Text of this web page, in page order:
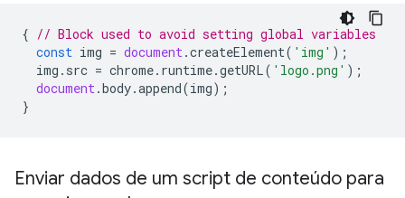
{ // Block used to avoid setting global variables
const img = document.createElement( 'img' );
img . src = chrome. runtime.getURL( 'logo.png' );
document.body.append(img);
}
Enviar dados de um script de conteúdo para